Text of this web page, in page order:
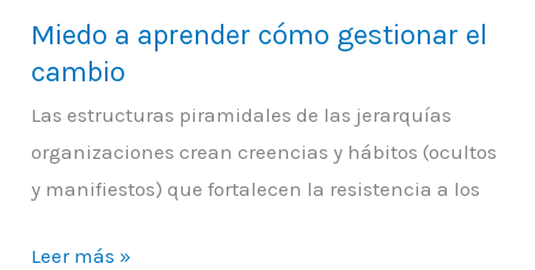
Miedo a aprender cómo gestionar el
cambio
Las estructuras piramidales de las jerarquías
organizaciones crean creencias y hábitos (ocultos
y manifiestos) que fortalecen la resistencia a los
Miedo
a
aprender
cómo
gestionar
cambio
Leer más »